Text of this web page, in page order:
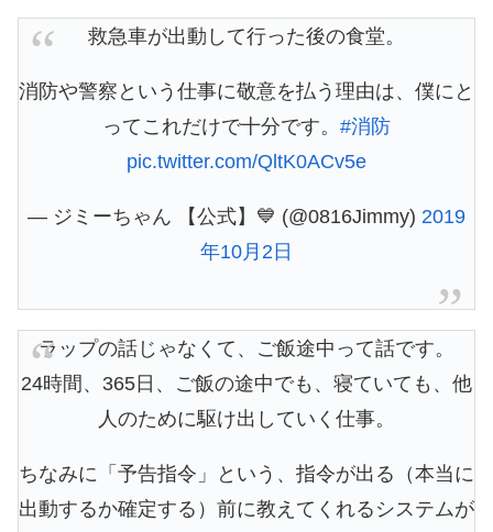
救急車が出動して行った後の食堂。
消防や警察という仕事に敬意を払う理由は、僕にと
ってこれだけで十分です。 #消防
pic.twitter.com/QltK0ACv5e
— ジミーちゃん 【公式】💙 (@0816Jimmy) 2019
年10月2日
ラップの話じゃなくて、ご飯途中って話です。
24時間、365日、ご飯の途中でも、寝ていても、他
人のために駆け出していく仕事。
ちなみに「予告指令」という、指令が出る（本当に
出動するか確定する）前に教えてくれるシステムが